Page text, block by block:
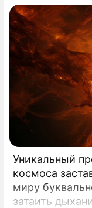
Уникальный
космоса
миру
затаить